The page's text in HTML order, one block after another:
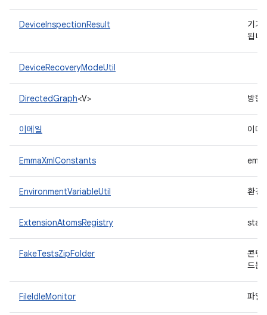
DeviceInspectionResult
기기
됩니
DeviceRecoveryModeUtil
DirectedGraph<V> 방향
이메일 이메
EmmaXmlConstants
EnvironmentVariableUtil 환경
ExtensionAtomsRegistry
FakeTestsZipFolder
콘텐
드는
FileIdleMonitor 파일